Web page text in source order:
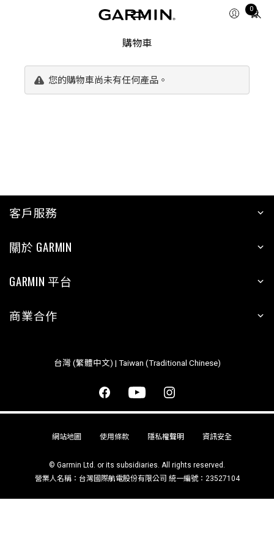
0
Total
購物車
您的購物車尚未有任何產品。
客戶服務
關於 GARMIN
GARMIN 平台
商業合作
台灣 (繁體中文) | Taiwan (Traditional Chinese)
© Garmin Ltd. or its subsidiaries. All rights reserved.
營業人名稱：台灣國際航電股份有限公司 統一編號：23527104
網站地圖 使用條款 隱私權聲明 資訊安全